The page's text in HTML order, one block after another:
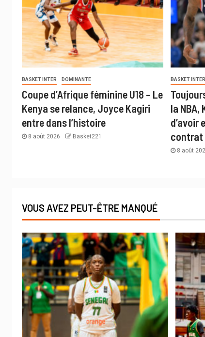
BASKET INTER DOMINANTE
Coupe d’Afrique féminine U18 – Le
Kenya se relance, Joyce Kagiri
entre dans l’histoire
8 août 2026 Basket221
BASKET INTER
la
d’avoir
contrat
8 août
VOUS AVEZ PEUT-ÊTRE MANQUÉ